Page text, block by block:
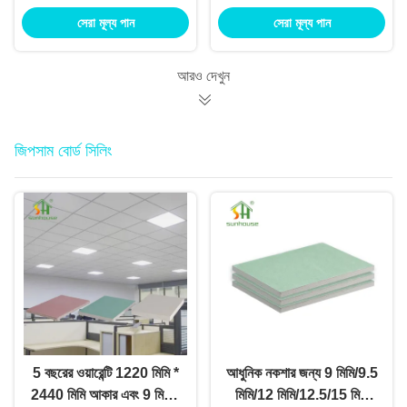
Furring চ্যানেল হালকা
ইস্পাত Keel
সেরা মূল্য পান
অ্যালুমিনিয়াম প্রোফাইল
সেরা মূল্য পান
আরও দেখুন
জিপসাম বোর্ড সিলিং
5 বছরের ওয়ারেন্টি 1220 মিমি *
2440 মিমি আকার এবং 9 মিমি /
আধুনিক নকশার জন্য 9 মিমি/9.5
মিমি/12 মিমি/12.5/15 মিমি